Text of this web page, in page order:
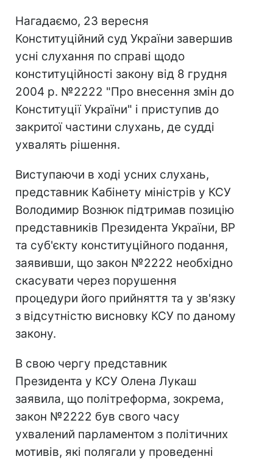
Нагадаємо, 23 вересня
Конституційний суд України завершив
усні слухання по справі щодо
конституційності закону від 8 грудня
2004 р. №2222 "Про внесення змін до
Конституції України" і приступив до
закритої частини слухань, де судді
ухвалять рішення.
Виступаючи в ході усних слухань,
представник Кабінету міністрів у КСУ
Володимир Вознюк підтримав позицію
представників Президента України, ВР
та суб'єкту конституційного подання,
заявивши, що закон №2222 необхідно
скасувати через порушення
процедури його прийняття та у зв'язку
з відсутністю висновку КСУ по даному
закону.
В свою чергу представник
Президента у КСУ Олена Лукаш
заявила, що політреформа, зокрема,
закон №2222 був свого часу
ухвалений парламентом з політичних
мотивів, які полягали у проведенні